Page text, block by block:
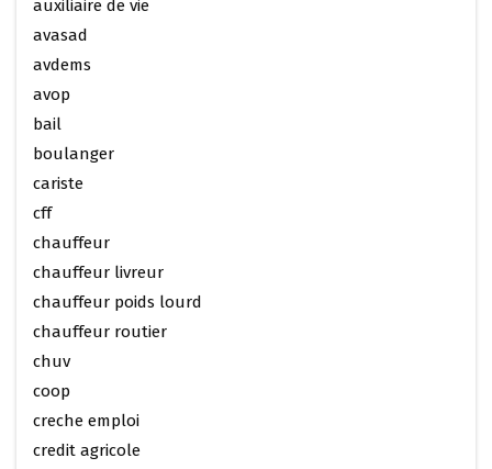
auxiliaire de vie
avasad
avdems
avop
bail
boulanger
cariste
cff
chauffeur
chauffeur livreur
chauffeur poids lourd
chauffeur routier
chuv
coop
creche emploi
credit agricole